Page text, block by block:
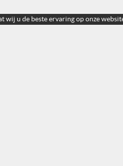
u de beste ervaring op onze